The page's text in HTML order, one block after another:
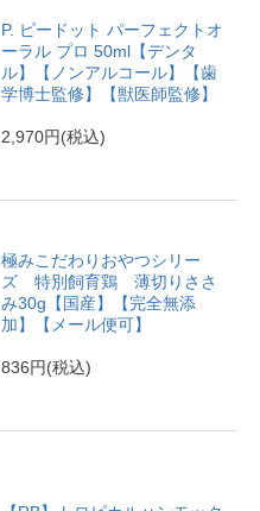
P. ピードット パーフェクトオ
ーラル プロ 50ml【デンタ
ル】【ノンアルコール】【歯
学博士監修】【獣医師監修】
2,970円(税込)
極みこだわりおやつシリー
ズ 特別飼育鶏 薄切りささ
み30g【国産】【完全無添
加】【メール便可】
836円(税込)